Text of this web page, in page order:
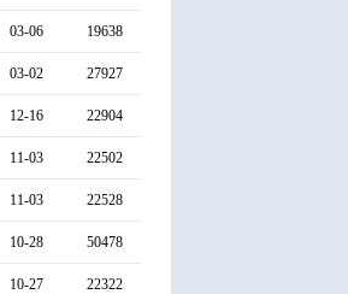
03-06 19638
03-02 27927
12-16 22904
11-03 22502
11-03 22528
10-28 50478
10-27 22322